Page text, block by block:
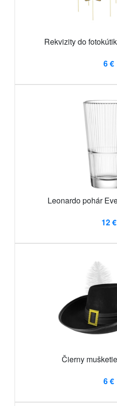
Rekvizity do
6 €
Leonardo pohár
12 €
Čierny
6 €